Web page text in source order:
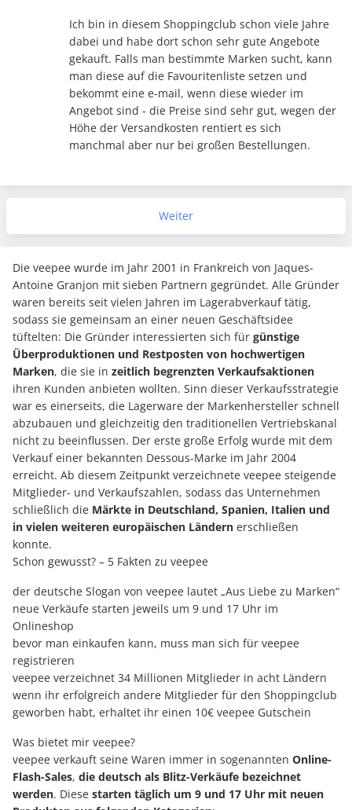
Ich bin in diesem Shoppingclub schon viele Jahre
dabei und habe dort schon sehr gute Angebote
gekauft. Falls man bestimmte Marken sucht, kann
man diese auf die Favouritenliste setzen und
bekommt eine e-mail, wenn diese wieder im
Angebot sind - die Preise sind sehr gut, wegen der
Höhe der Versandkosten rentiert es sich
manchmal aber nur bei großen Bestellungen.
Weiter
Die veepee wurde im Jahr 2001 in Frankreich von Jaques-
Antoine Granjon mit sieben Partnern gegründet. Alle Gründer
waren bereits seit vielen Jahren im Lagerabverkauf tätig,
sodass sie gemeinsam an einer neuen Geschäftsidee
tüftelten: Die Gründer interessierten sich für günstige
Überproduktionen und Restposten von hochwertigen
Marken, die sie in zeitlich begrenzten Verkaufsaktionen
ihren Kunden anbieten wollten. Sinn dieser Verkaufsstrategie
war es einerseits, die Lagerware der Markenhersteller schnell
abzubauen und gleichzeitig den traditionellen Vertriebskanal
nicht zu beeinflussen. Der erste große Erfolg wurde mit dem
Verkauf einer bekannten Dessous-Marke im Jahr 2004
erreicht. Ab diesem Zeitpunkt verzeichnete veepee steigende
Mitglieder- und Verkaufszahlen, sodass das Unternehmen
schließlich die Märkte in Deutschland, Spanien, Italien und
in vielen weiteren europäischen Ländern erschließen
konnte.
Schon gewusst? – 5 Fakten zu veepee
der deutsche Slogan von veepee lautet „Aus Liebe zu Marken“
neue Verkäufe starten jeweils um 9 und 17 Uhr im
Onlineshop
bevor man einkaufen kann, muss man sich für veepee
registrieren
veepee verzeichnet 34 Millionen Mitglieder in acht Ländern
wenn ihr erfolgreich andere Mitglieder für den Shoppingclub
geworben habt, erhaltet ihr einen 10€ veepee Gutschein
Was bietet mir veepee?
veepee verkauft seine Waren immer in sogenannten Online-
Flash-Sales, die deutsch als Blitz-Verkäufe bezeichnet
werden. Diese starten täglich um 9 und 17 Uhr mit neuen